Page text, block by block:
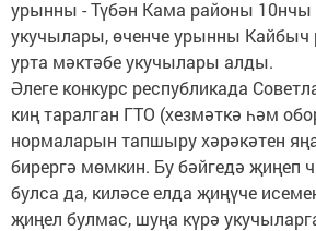
урынны - Түбән Кама районы 10нчы
укучылары, өченче урынны Кайбыч
урта мәктәбе укучылары алды.
Әлеге конкурс республикада
киң таралган ГТО (хезмәткә һәм
нормаларын тапшыру хәрәкәтен
бирергә мөмкин. Бу бәйгедә җиңеп
булса да, киләсе елда җиңүче
җиңел булмас, шуңа күрә